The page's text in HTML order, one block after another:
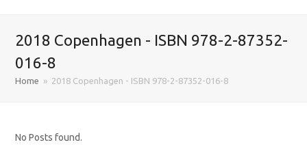
2018 Copenhagen - ISBN 978-2-87352-
016-8
Home » 2018 Copenhagen - ISBN 978-2-87352-016-8
No Posts found.